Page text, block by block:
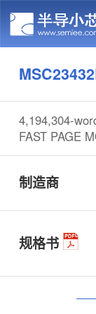
4,194,304-
FAST PAGE
制造商
规格书